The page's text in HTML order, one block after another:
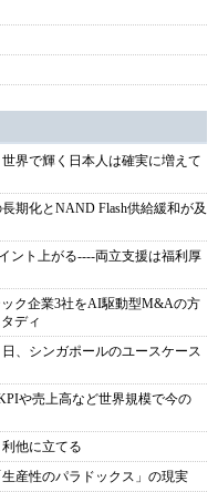
界で輝く日本人は確実に増えて
期化とNAND Flash供給緩和が及
ント上がる----両立支援は福利厚
ク企業3社をAI駆動型M&Aの方
ディ
、シンガポールのユースケース
や売上高など世界規模で今の
他に立てる
産性のパラドックス」の現実